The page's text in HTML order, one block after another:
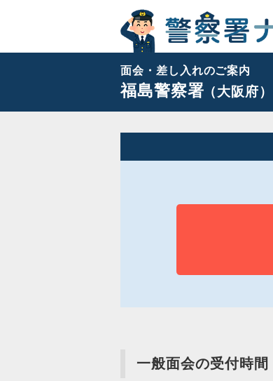
面会・差し入れのご案内
福島警察署（大阪府）
一般面会の受付時間